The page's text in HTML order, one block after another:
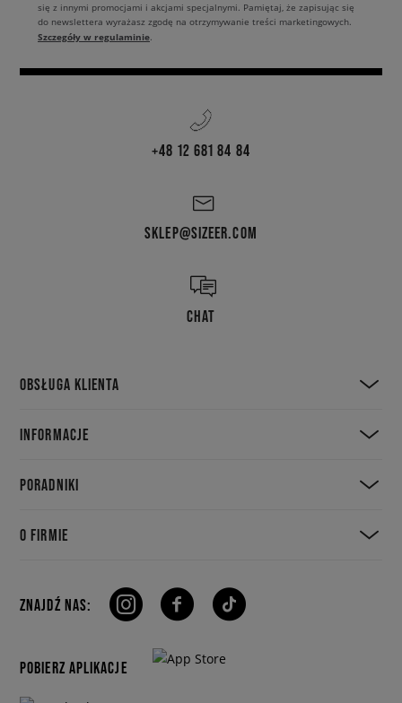
się z innymi promocjami i akcjami specjalnymi. Pamiętaj, że zapisując się
do newslettera wyrażasz zgodę na otrzymywanie treści marketingowych.
Szczegóły w regulaminie.
+48 12 681 84 84
SKLEP@SIZEER.COM
CHAT
OBSŁUGA KLIENTA
INFORMACJE
PORADNIKI
O FIRMIE
ZNAJDŹ NAS:
POBIERZ APLIKACJE